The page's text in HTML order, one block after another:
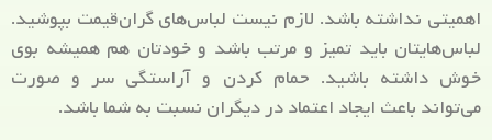
اهمیتی نداشته باشد. لازم نیست لباس‌های گران‌قیمت بپوشید.
لباس‌هایتان باید تمیز و مرتب باشد و خودتان هم همیشه بوی
خوش داشته باشید. حمام کردن و آراستگی سر و صورت
می‌تواند باعث ایجاد اعتماد در دیگران نسبت به شما باشد.